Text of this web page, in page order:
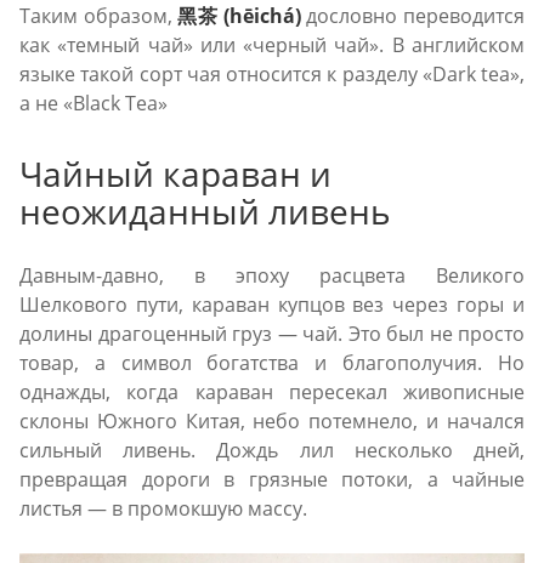
Таким образом,黑茶 (hēichá)дословно переводится
как «темный чай» или «черный чай». В английском
языке такой сорт чая относится к разделу «Dark tea»,
а не «Black Tea»
Чайный караван и
неожиданный ливень
Давным-давно, в эпоху расцвета Великого
Шелкового пути, караван купцов вез через горы и
долины драгоценный груз — чай. Это был не просто
товар, а символ богатства и благополучия. Но
однажды, когда караван пересекал живописные
склоны Южного Китая, небо потемнело, и начался
сильный ливень. Дождь лил несколько дней,
превращая дороги в грязные потоки, а чайные
листья — в промокшую массу.